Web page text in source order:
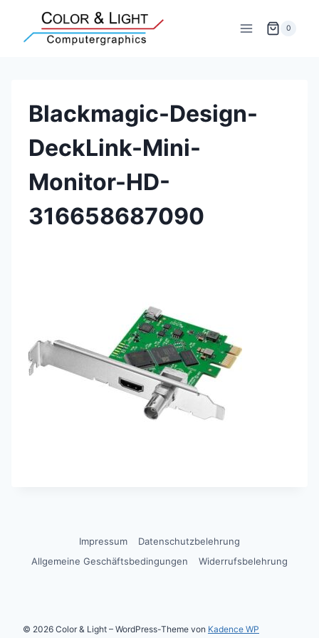
springen
0
Blackmagic-Design-
DeckLink-Mini-
Monitor-HD-
316658687090
Impressum
Datenschutzbelehrung
Allgemeine Geschäftsbedingungen
Widerrufsbelehrung
© 2026 Color & Light – WordPress-Theme von Kadence WP